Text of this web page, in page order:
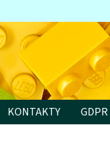
KONTAKTY GDPR